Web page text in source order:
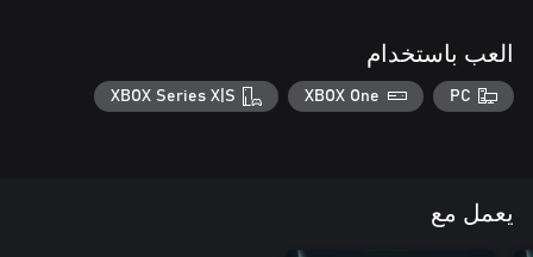
العب باستخدام
PC
XBOX One
XBOX Series X|S
يعمل مع